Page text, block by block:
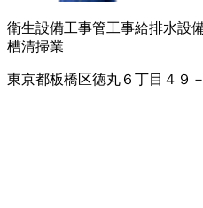
衛生設備工事管工事給排水設
槽清掃業
東京都板橋区徳丸６丁目４９